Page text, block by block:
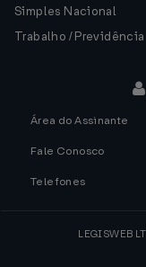
Simples Nacional
Trabalho / Previdência
Área do Assinante
Fale Conosco
Telefones
LEGISWEB